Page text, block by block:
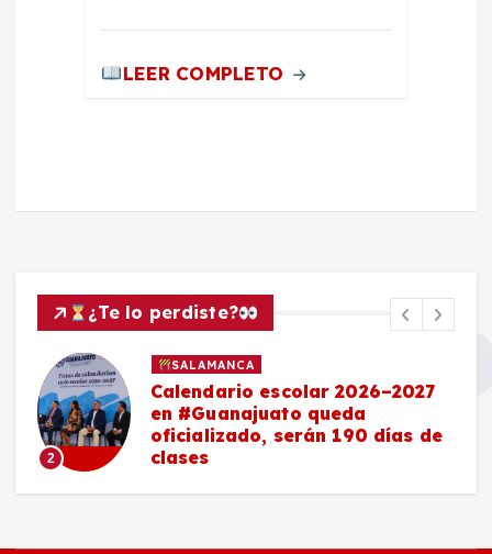
LEER COMPLETO
¿Te lo perdiste?
2
SALAMANCA
Calendario escolar 2026–2027
en #Guanajuato queda
oficializado, serán 190 días de
clases